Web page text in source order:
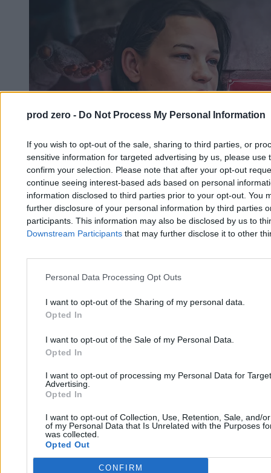
prod zero - Do Not Process My Personal Information
If you wish to opt-out of the sale, sharing to third parties, or
sensitive information for targeted advertising by us, please use
confirm your selection. Please note that after your opt-out
continue seeing interest-based ads based on personal
information disclosed to third parties prior to your opt-out. You
further disclosure of your personal information by third parties
participants. This information may also be disclosed by us to
Downstream Participants that may further disclose it to other
Personal Data Processing Opt Outs
I want to opt-out of the Sharing of my personal data.
Opted In
I want to opt-out of the Sale of my Personal Data.
Opted In
I want to opt-out of processing my Personal Data for
Advertising.
Opted In
I want to opt-out of Collection, Use, Retention, Sale, and/
of my Personal Data that Is Unrelated with the Purposes
was collected.
Opted Out
CONFIRM
bezdomność
Marek Mikołajczyk